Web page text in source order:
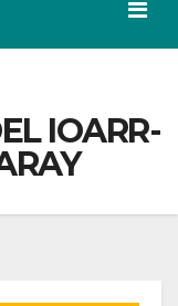
IOARR-